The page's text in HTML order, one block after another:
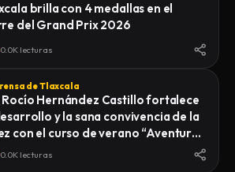
brilla con 4 medallas en el
del Grand Prix 2026
0.0K lecturas
de Tlaxcala
Rocío Hernández Castillo fortalece
y la sana convivencia de la
con el curso de verano “Aventuras
0.0K lecturas